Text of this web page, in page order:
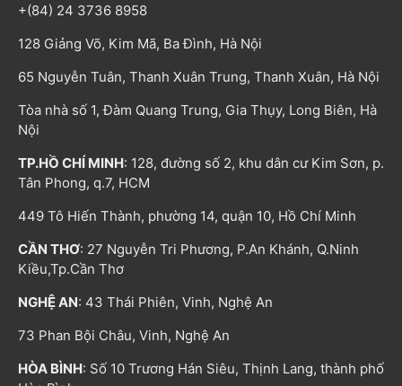
+(84) 24 3736 8958
128 Giảng Võ, Kim Mã, Ba Đình, Hà Nội
65 Nguyễn Tuân, Thanh Xuân Trung, Thanh Xuân, Hà Nội
Tòa nhà số 1, Đàm Quang Trung, Gia Thụy, Long Biên, Hà
Nội
TP.HỒ CHÍ MINH: 128, đường số 2, khu dân cư Kim Sơn, p.
Tân Phong, q.7, HCM
449 Tô Hiến Thành, phường 14, quận 10, Hồ Chí Minh
CẦN THƠ: 27 Nguyễn Tri Phương, P.An Khánh, Q.Ninh
Kiều,Tp.Cần Thơ
NGHỆ AN: 43 Thái Phiên, Vinh, Nghệ An
73 Phan Bội Châu, Vinh, Nghệ An
HÒA BÌNH: Số 10 Trương Hán Siêu, Thịnh Lang, thành phố